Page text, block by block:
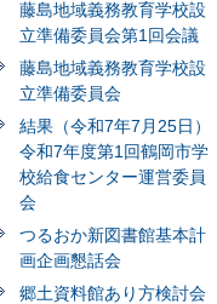
藤島地域義務教育学校設
立準備委員会第1回会議
藤島地域義務教育学校設
立準備委員会
結果（令和7年7月25日）
令和7年度第1回鶴岡市学
校給食センター運営委員
会
つるおか新図書館基本計
画企画懇話会
郷土資料館あり方検討会